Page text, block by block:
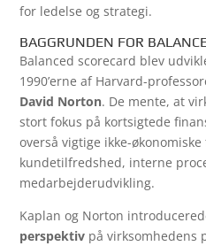
for ledelse og strategi.
BAGGRUNDEN FOR
Balanced scorecard blev
1990’erne af Harvard-
David Norton. De mente, at
stort fokus på kortsigtede
overså vigtige ikke-
kundetilfredshed, interne
medarbejderudvikling.
Kaplan og Norton
perspektiv på virksomhedens